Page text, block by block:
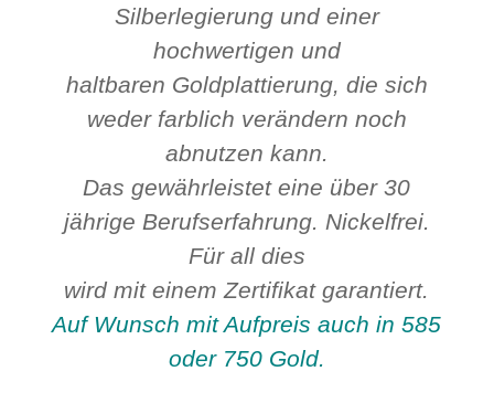
Silberlegierung und einer
hochwertigen und
haltbaren Goldplattierung, die sich
weder farblich verändern noch
abnutzen kann.
Das gewährleistet eine über 30
jährige Berufserfahrung. Nickelfrei.
Für all dies
wird mit einem Zertifikat garantiert.
Auf Wunsch mit Aufpreis auch in 585
oder 750 Gold.